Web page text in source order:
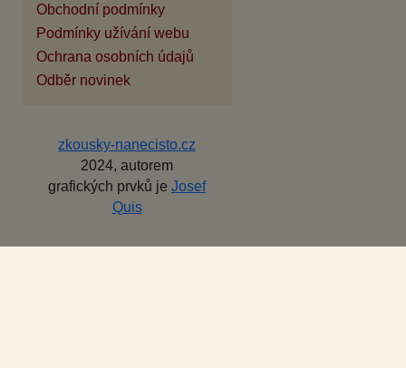
Obchodní podmínky
Podmínky užívání webu
Ochrana osobních údajů
Odběr novinek
zkousky-nanecisto.cz
2024, autorem
grafických prvků je Josef
Quis